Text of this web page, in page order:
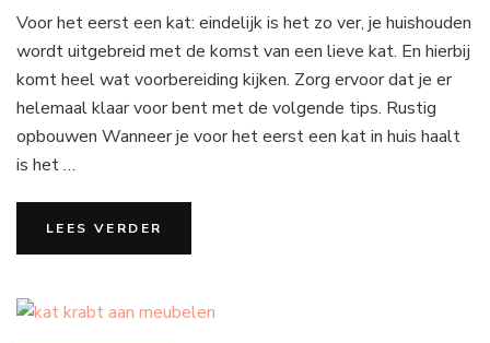
het
eerst
een
kat:
met
deze
je
voorbereid
Voor het eerst een kat: eindelijk is het zo ver, je huishouden
wordt uitgebreid met de komst van een lieve kat. En hierbij
komt heel wat voorbereiding kijken. Zorg ervoor dat je er
helemaal klaar voor bent met de volgende tips. Rustig
opbouwen Wanneer je voor het eerst een kat in huis haalt
is het …
LEES VERDER